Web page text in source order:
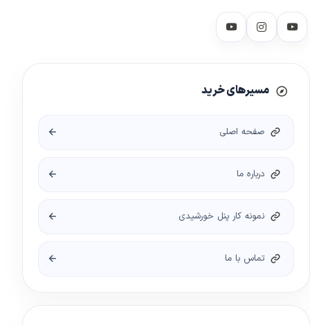
مسیرهای خرید
صفحه اصلی
درباره ما
نمونه کار پنل خورشیدی
تماس با ما